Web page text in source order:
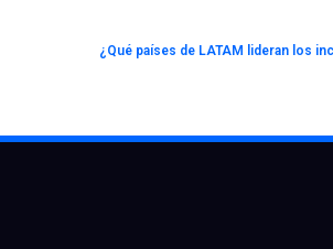
¿Qué países de LATAM lideran los